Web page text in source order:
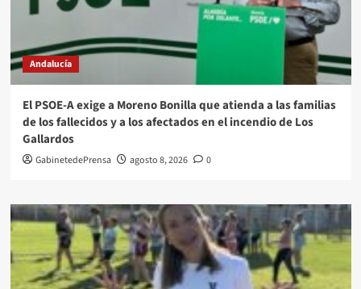
Andalucía
El PSOE-A exige a Moreno Bonilla que atienda a las familias
de los fallecidos y a los afectados en el incendio de Los
Gallardos
GabinetedePrensa agosto 8, 2026 0